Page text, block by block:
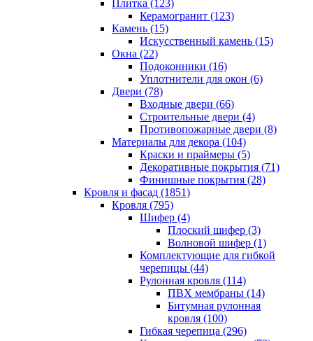
Плитка (123)
Керамогранит (123)
Камень (15)
Искусственный камень (15)
Окна (22)
Подоконники (16)
Уплотнители для окон (6)
Двери (78)
Входные двери (66)
Строительные двери (4)
Противопожарные двери (8)
Материалы для декора (104)
Краски и праймеры (5)
Декоративные покрытия (71)
Финишные покрытия (28)
Кровля и фасад (1851)
Кровля (795)
Шифер (4)
Плоский шифер (3)
Волновой шифер (1)
Комплектующие для гибкой
черепицы (44)
Рулонная кровля (114)
ПВХ мембраны (14)
Битумная рулонная
кровля (100)
Гибкая черепица (296)